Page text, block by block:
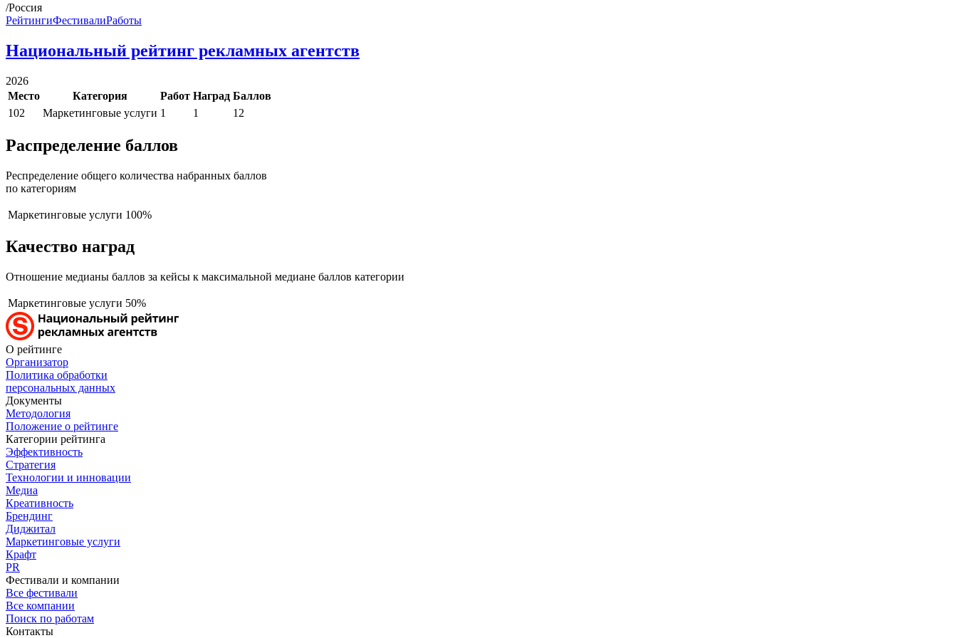
/Россия
РейтингиФестивалиРаботы
Национальный рейтинг рекламных агентств
2026
Место
Категория Работ Наград Баллов
102
Маркетинговые услуги 1 1 12
Распределение баллов
Респределение общего количества набранных баллов
по категориям
Маркетинговые услуги 100%
Качество наград
Отношение медианы баллов за кейсы к максимальной медиане баллов категории
Маркетинговые услуги 50%
О рейтинге
Организатор
Политика обработки
персональных данных
Документы
Методология
Положение о рейтинге
Категории рейтинга
Эффективность
Стратегия
Технологии и инновации
Медиа
Креативность
Брендинг
Диджитал
Маркетинговые услуги
Крафт
PR
Фестивали и компании
Все фестивали
Все компании
Поиск по работам
Контакты